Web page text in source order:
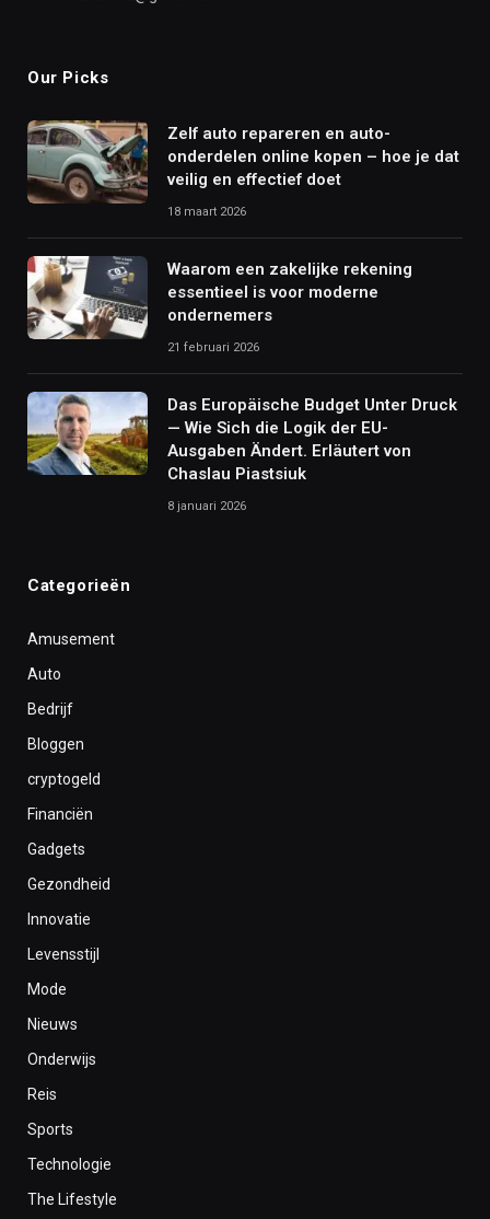
Our Picks
Zelf auto repareren en auto-
onderdelen online kopen – hoe je dat
veilig en effectief doet
18 maart 2026
Waarom een zakelijke rekening
essentieel is voor moderne
ondernemers
21 februari 2026
Das Europäische Budget Unter Druck
— Wie Sich die Logik der EU-
Ausgaben Ändert. Erläutert von
Chaslau Piastsiuk
8 januari 2026
Categorieën
Amusement
Auto
Bedrijf
Bloggen
cryptogeld
Financiën
Gadgets
Gezondheid
Innovatie
Levensstijl
Mode
Nieuws
Onderwijs
Reis
Sports
Technologie
The Lifestyle